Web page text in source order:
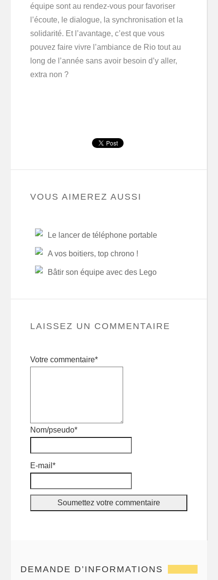
équipe sont au rendez-vous pour favoriser
l’écoute, le dialogue, la synchronisation et la
solidarité. Et l’avantage, c’est que vous
pouvez faire vivre l’ambiance de Rio tout au
long de l’année sans avoir besoin d’y aller,
extra non ?
VOUS AIMEREZ AUSSI
Le lancer de téléphone portable
A vos boitiers, top chrono !
Bâtir son équipe avec des Lego
LAISSEZ UN COMMENTAIRE
Votre commentaire*
Nom/pseudo*
E-mail*
DEMANDE D’INFORMATIONS